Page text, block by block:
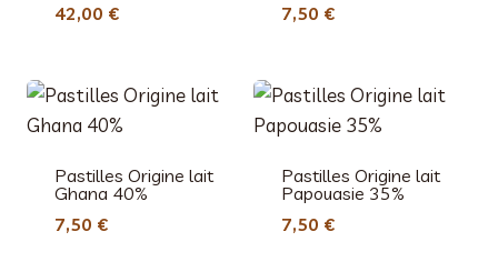
42,00 €
7,50 €
Pastilles Origine lait
Ghana 40%
7,50 €
Pastilles Origine lait
Papouasie 35%
7,50 €